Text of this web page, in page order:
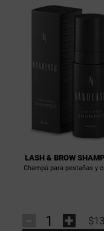
LASH & BROW
Champú para pestañas y
$13
+